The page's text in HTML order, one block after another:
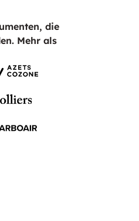
die
Mehr als